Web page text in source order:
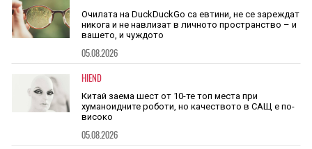
Очилата на DuckDuckGo са евтини, не се зареждат
никога и не навлизат в личното пространство – и
вашето, и чуждото
05.08.2026
HIEND
Китай заема шест от 10-те топ места при
хуманоидните роботи, но качеството в САЩ е по-
високо
05.08.2026